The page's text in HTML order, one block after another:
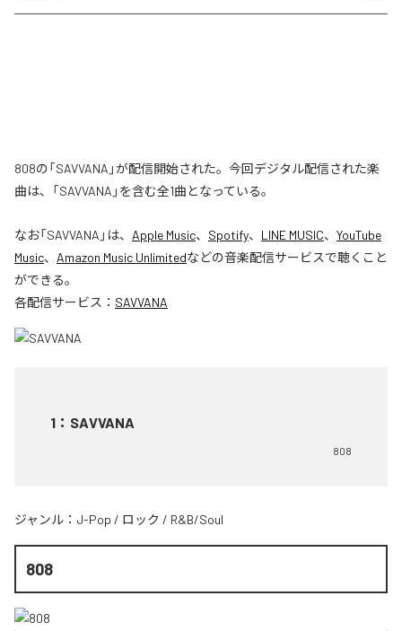
808の「SAVVANA」が配信開始された。今回デジタル配信された楽
曲は、「SAVVANA」を含む全1曲となっている。
なお「SAVVANA 」は、 Apple Music、 Spotify、 LINE MUSIC、 YouTube
Music、 Amazon Music Unlimitedなどの音楽配信サービスで聴くこと
ができる。
各配信サービス： SAVVANA
1 ： SAVVANA
808
ジャンル： J-Pop / ロック / R&B/Soul
808